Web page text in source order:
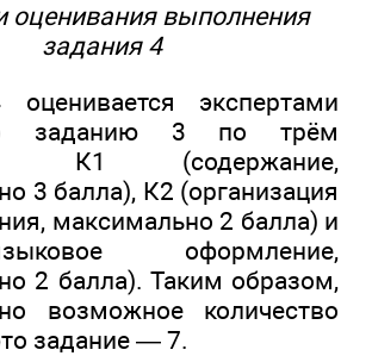
оценивания выполнения
задания 4
экспертами
заданию 3 по трём
К1 (содержание,
3 балла), К2 (организация
максимально 2 балла) и
оформление,
2 балла). Таким образом,
возможное количество
задание — 7.